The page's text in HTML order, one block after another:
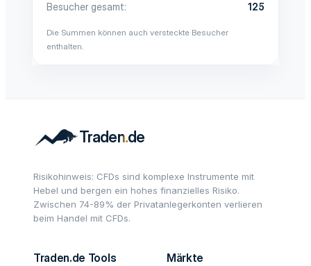
Besucher gesamt
125
Die Summen können auch versteckte Besucher
enthalten.
Risikohinweis: CFDs sind komplexe Instrumente mit
Hebel und bergen ein hohes finanzielles Risiko.
Zwischen 74-89% der Privatanlegerkonten verlieren
beim Handel mit CFDs.
Traden.de Tools Märkte